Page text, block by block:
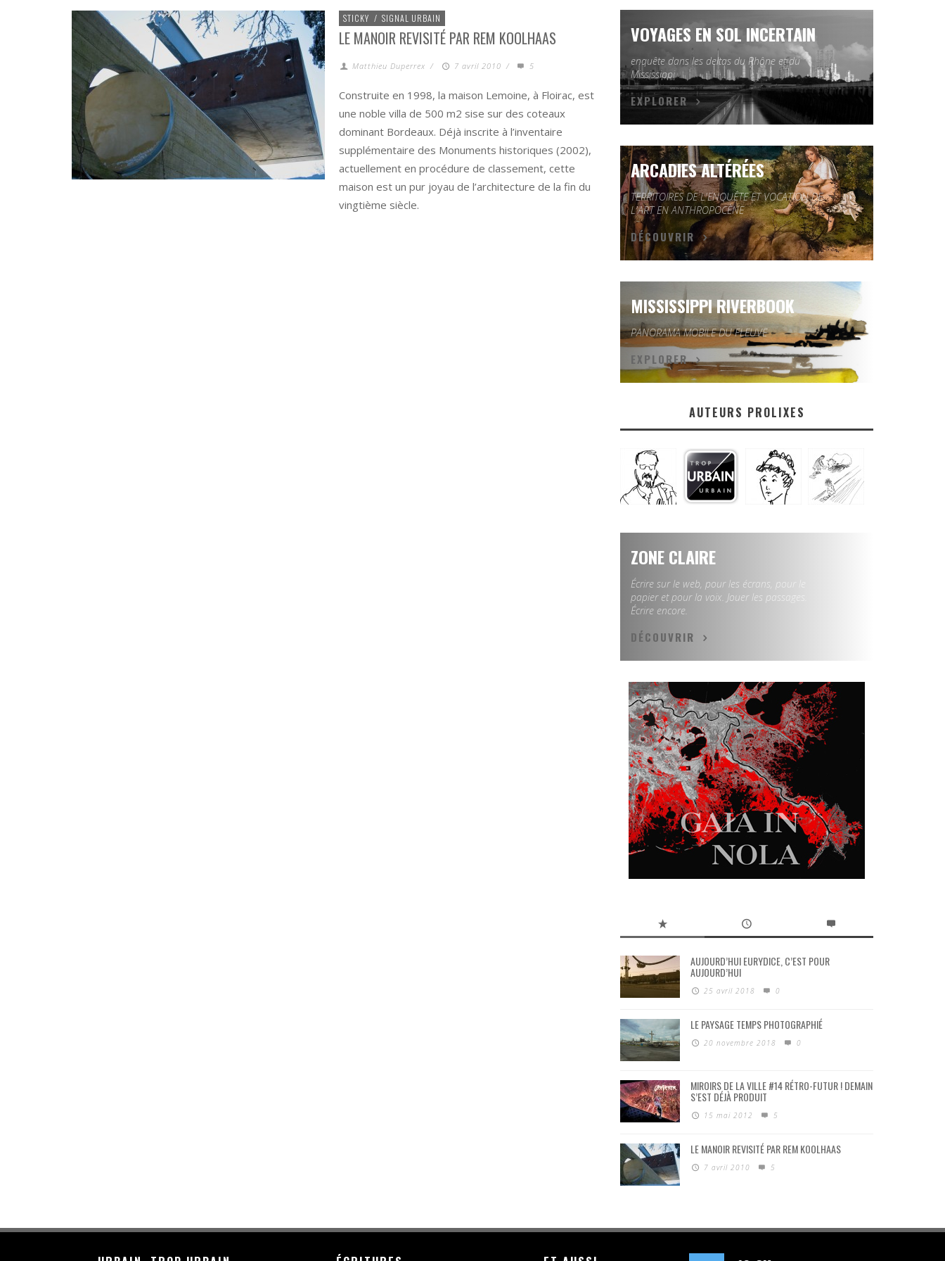
STICKY / SIGNAL URBAIN
LE MANOIR REVISITÉ PAR REM KOOLHAAS
Matthieu Duperrex / 7 avril 2010 / 5
Construite en 1998, la maison Lemoine, à Floirac, est
une noble villa de 500 m2 sise sur des coteaux
dominant Bordeaux. Déjà inscrite à l’inventaire
supplémentaire des Monuments historiques (2002),
actuellement en procédure de classement, cette
maison est un pur joyau de l’architecture de la fin du
vingtième siècle.
VOYAGES EN SOL INCERTAIN
enquête dans les deltas du Rhône et du
Mississippi
EXPLORER
ARCADIES ALTÉRÉES
TERRITOIRES DE L'ENQUÊTE ET VOCATION DE
L'ART EN ANTHROPOCÈNE
DÉCOUVRIR
MISSISSIPPI RIVERBOOK
PANORAMA MOBILE DU FLEUVE
EXPLORER
AUTEURS PROLIXES
ZONE CLAIRE
Écrire sur le web, pour les écrans, pour le
papier et pour la voix. Jouer les passages.
Écrire encore.
DÉCOUVRIR
AUJOURD’HUI EURYDICE, C’EST POUR
AUJOURD’HUI
25 avril 2018 0
LE PAYSAGE TEMPS PHOTOGRAPHIÉ
20 novembre 2018 0
MIROIRS DE LA VILLE #14 RÉTRO-FUTUR ! DEMAIN
S’EST DÉJÀ PRODUIT
15 mai 2012 5
LE MANOIR REVISITÉ PAR REM KOOLHAAS
7 avril 2010 5